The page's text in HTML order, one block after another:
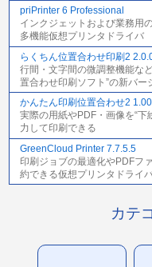
priPrinter 6 Professional
インクジェットおよび業務用
多機能仮想プリンタドライバ
らくちん位置合わせ印刷2
行間・文字間の微調整機能な
置合わせ印刷ソフト”の新バー
かんたん印刷位置合わせ2 1.00
実際の用紙やPDF・画像を“下
力して印刷できる
GreenCloud Printer 7.7.5.5
印刷ジョブの最適化やPDFフ
約できる仮想プリンタドライ
カテ